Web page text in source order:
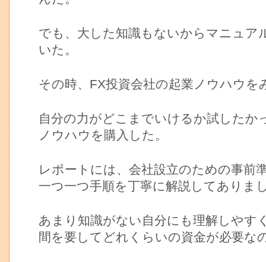
でも、大した知識もないからマニュア
いた。
その時、FX投資会社の起業ノウハウを
自分の力がどこまでいけるか試したか
ノウハウを購入した。
レポートには、会社設立のための事前
一つ一つ手順を丁寧に解説してありま
あまり知識がない自分にも理解しやす
間を要してどれくらいの資金が必要な